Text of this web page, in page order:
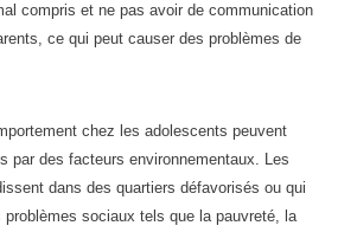
compris et ne pas avoir de communication
ce qui peut causer des problèmes de
chez les adolescents peuvent
par des facteurs environnementaux. Les
dans des quartiers défavorisés ou qui
sociaux tels que la pauvreté, la